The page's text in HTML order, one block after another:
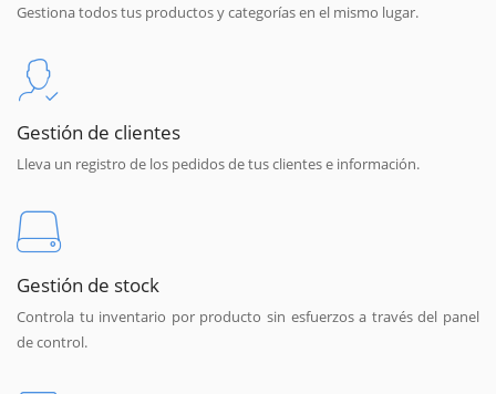
Gestiona todos tus productos y categorías en el mismo lugar.
Gestión de clientes
Lleva un registro de los pedidos de tus clientes e información.
Gestión de stock
Controla tu inventario por producto sin esfuerzos a través del panel
de control.